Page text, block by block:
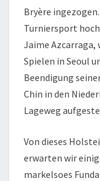
Bryère
Turniersport
Jaime Azcarraga,
Spielen in Seoul
Beendigung
Chin in den
Lageweg
Von dieses
erwarten wir
markelsoes